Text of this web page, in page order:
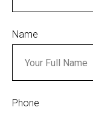
Name
Phone